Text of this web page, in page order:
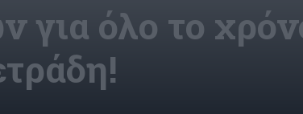
για όλο το